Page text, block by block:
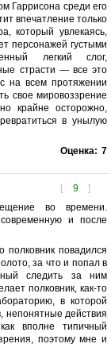
Гаррисона среди его
впечатление только
который увлекаясь,
персонажей густыми
легкий слог,
страсти — все это
на всем протяжении
свое мировоззрение
крайне осторожно,
в унылую
Оценка: 7
[ 9 ]
во времени.
и после
полковник повадился
за что и попал в
следить за ним
полковник, как-то
в которой
непонятные действия
вполне типичный
поэтому мне и